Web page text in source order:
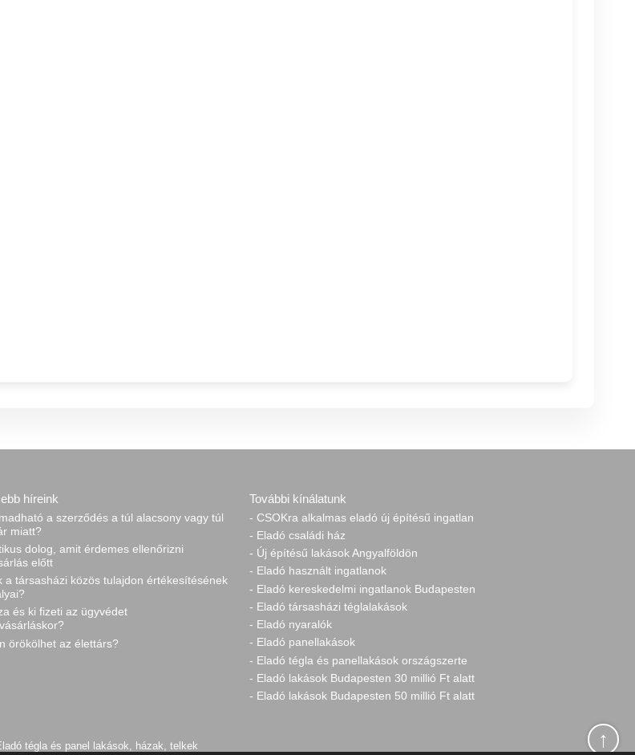
↑
híreink
a szerződés a túl alacsony vagy túl
miatt?
dolog, amit érdemes ellenőrizni
előtt
a társasházi közös tulajdon értékesítésének
és ki fizeti az ügyvédet
örökölhet az élettárs?
További kínálatunk
- CSOKra alkalmas eladó új építésű ingatlan
- Eladó családi ház
- Új építésű lakások Angyalföldön
- Eladó használt ingatlanok
- Eladó kereskedelmi ingatlanok Budapesten
- Eladó társasházi téglalakások
- Eladó nyaralók
- Eladó panellakások
- Eladó tégla és panellakások országszerte
- Eladó lakások Budapesten 30 millió Ft alatt
- Eladó lakások Budapesten 50 millió Ft alatt
tégla és panel lakások, házak, telkek